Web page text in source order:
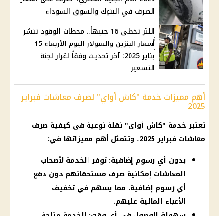
الصرف في البنوك والسوق السوداء
اللتر تخطى 16 جنيهاً.. محطات الوقود تنشر
أسعار البنزين والسولار اليوم الأربعاء 15
يناير 2025: آخر تحديث وفقاً لقرار لجنة
التسعير
أهم مميزات خدمة "كاش أواي" لصرف معاشات فبراير
2025
تعتبر خدمة "كاش أواي" نقلة نوعية في كيفية صرف
معاشات فبراير 2025
، وتتمثل أهم مميزاتها في:
بدون أي رسوم إضافية: توفر الخدمة لأصحاب
المعاشات إمكانية صرف مستحقاتهم دون دفع
أي رسوم إضافية، مما يسهم في تخفيف
الأعباء المالية عليهم.